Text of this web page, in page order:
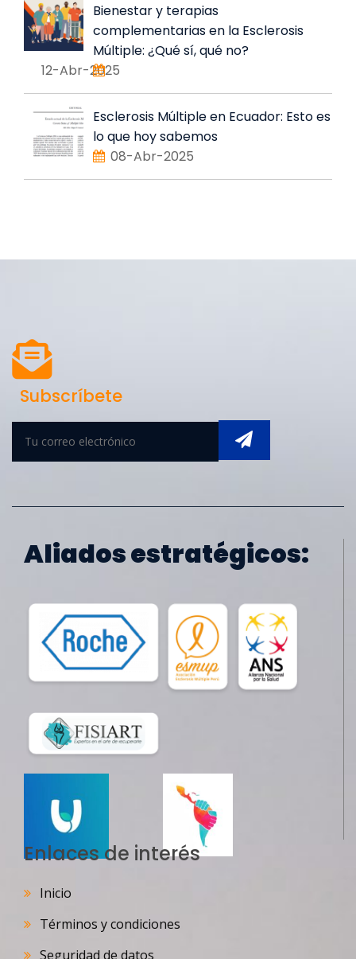
Bienestar y terapias
complementarias en la Esclerosis
Múltiple: ¿Qué sí, qué no?
12-Abr-2025
Esclerosis Múltiple en Ecuador: Esto es
lo que hoy sabemos
08-Abr-2025
Subscríbete
Aliados estratégicos:
Enlaces de interés
Inicio
Términos y condiciones
Seguridad de datos